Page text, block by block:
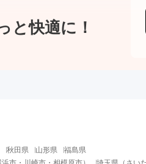
と快適に！
秋田県 山形県 福島県